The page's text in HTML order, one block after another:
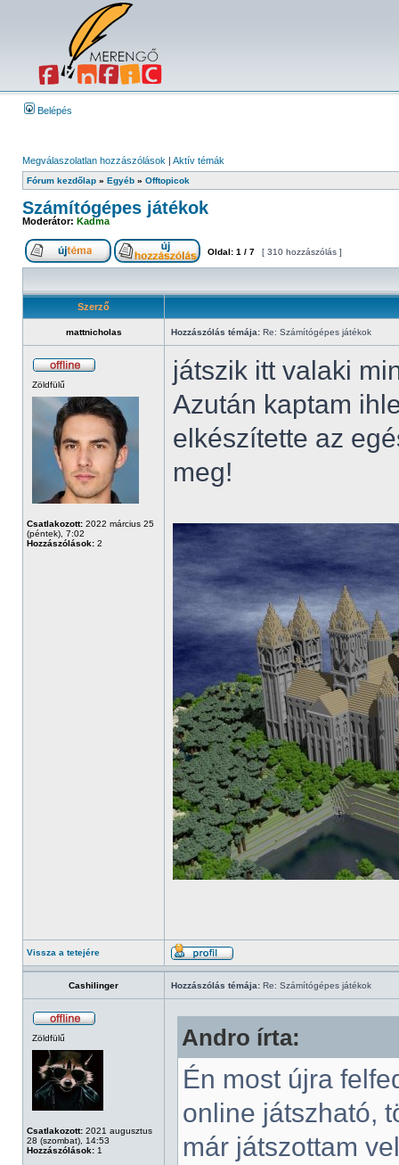
Belépés
Megválaszolatlan hozzászólások | Aktív témák
Fórum kezdőlap » Egyéb » Offtopicok
Számítógépes játékok
Moderátor: Kadma
Oldal: 1 / 7 [ 310 hozzászólás ]
Szerző
mattnicholas Hozzászólás témája: Re: Számítógépes játékok
Zöldfülű
Csatlakozott: 2022 március 25
(péntek), 7:02
Hozzászólások: 2
játszik itt valaki
Azután kaptam
elkészítette az
meg!
Vissza a tetejére
Cashilinger Hozzászólás témája: Re: Számítógépes játékok
Zöldfülű
Csatlakozott: 2021 augusztus
28 (szombat), 14:53
Hozzászólások: 1
Andro írta:
Én most újra
online játszható,
már játszottam